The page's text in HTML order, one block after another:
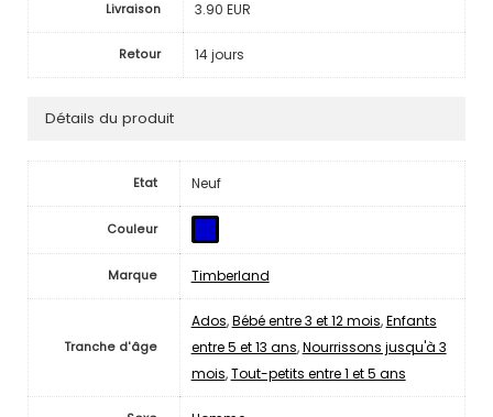
Livraison 3.90 EUR
Retour 14 jours
Détails du produit
Etat Neuf
Couleur
Marque Timberland
Tranche d'âge
Ados,Bébé entre 3 et 12 mois,Enfants
entre 5 et 13 ans,Nourrissons jusqu'à 3
mois,Tout-petits entre 1 et 5 ans